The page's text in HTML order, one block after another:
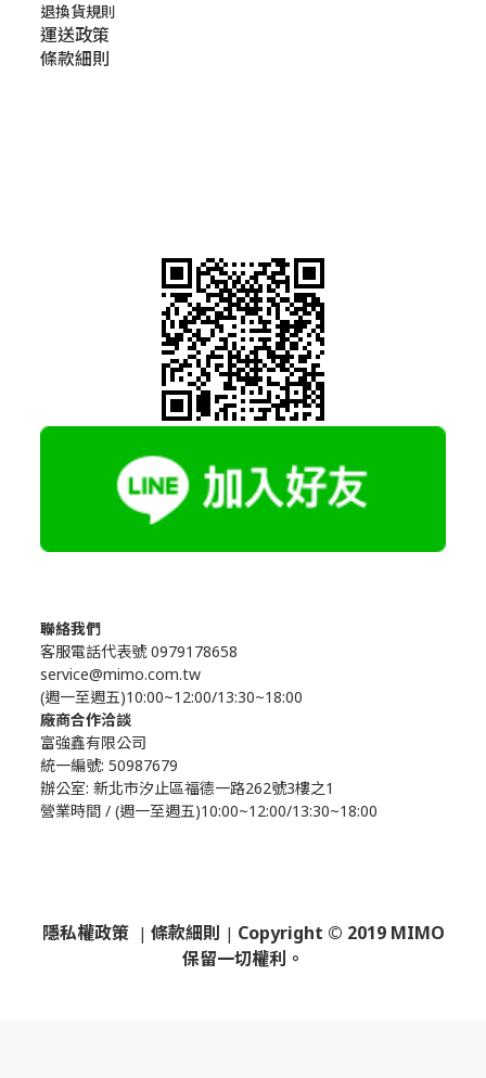
退換貨規則
運送政策
條款細則
聯絡我們
客服電話代表號 0979178658
service@mimo.com.tw
(週一至週五)10:00~12:00/13:30~18:00
廠商合作洽談
富強鑫有限公司
統一編號: 50987679
辦公室: 新北市汐止區福德一路262號3樓之1
營業時間 / (週一至週五)10:00~12:00/13:30~18:00
隱私權政策 | 條款細則 | Copyright © 2019 MIMO
保留一切權利。